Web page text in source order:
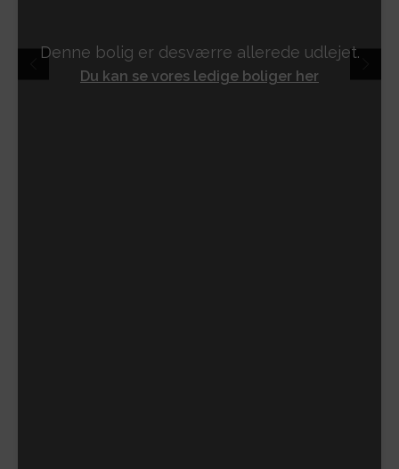
Denne bolig er desværre allerede udlejet.
Du kan se vores ledige boliger her